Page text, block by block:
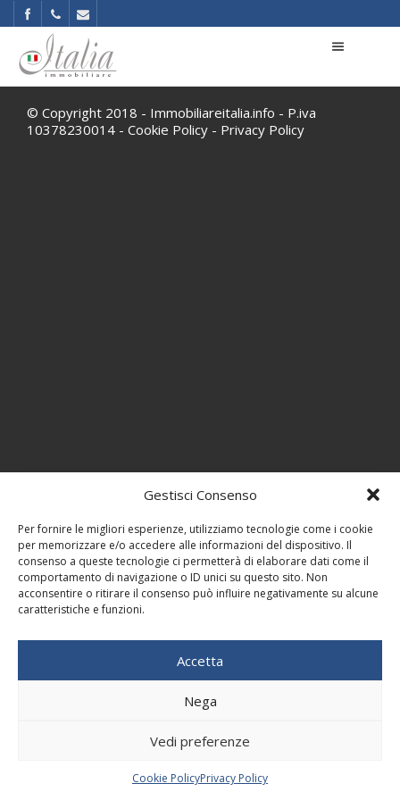
Gestisci Consenso
Per fornire le migliori esperienze, utilizziamo tecnologie come i cookie
per memorizzare e/o accedere alle informazioni del dispositivo. Il
consenso a queste tecnologie ci permetterà di elaborare dati come il
comportamento di navigazione o ID unici su questo sito. Non
acconsentire o ritirare il consenso può influire negativamente su alcune
caratteristiche e funzioni.
Accetta
Nega
Vedi preferenze
Cookie PolicyPrivacy Policy
© Copyright 2018 - Immobiliareitalia.info - P.iva
10378230014 - Cookie Policy - Privacy Policy